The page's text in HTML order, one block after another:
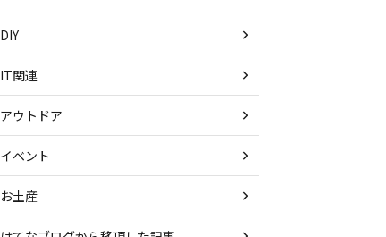
DIY
IT関連
アウトドア
イベント
お土産